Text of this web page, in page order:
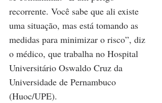
recorrente. Você sabe que ali existe
uma situação, mas está tomando as
medidas para minimizar o risco”, diz
o médico, que trabalha no Hospital
Universitário Oswaldo Cruz da
Universidade de Pernambuco
(Huoc/UPE).